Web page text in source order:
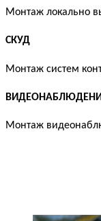
Монтаж локально
СКУД
Монтаж систем
Монтаж